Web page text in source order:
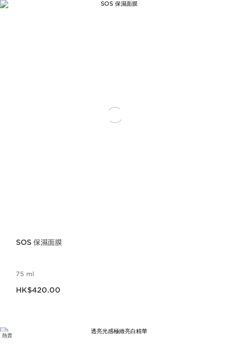
SOS 保濕面膜
75 ml
HK$420.00
熱賣